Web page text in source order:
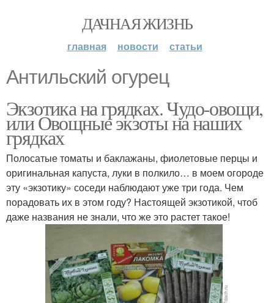
ДАЧНАЯ ЖИЗНЬ
главная новости статьи
Антильский огурец
Экзотика на грядках. Чудо-овощи,
или Овощные экзоты на наших
грядках
Полосатые томаты и баклажаны, фиолетовые перцы и
оригинальная капуста, луки в полкило… в моем огороде
эту «экзотику» соседи наблюдают уже три года. Чем
порадовать их в этом году? Настоящей экзотикой, чтоб
даже названия не знали, что же это растет такое!